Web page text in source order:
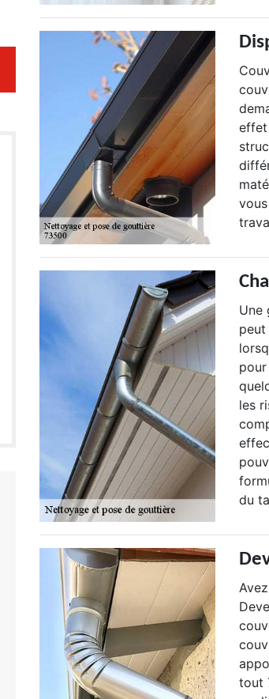
effet
Une
les
du
tout